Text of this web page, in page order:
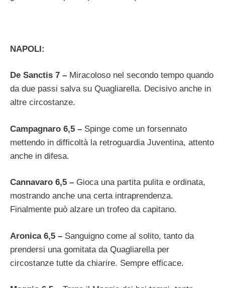
NAPOLI:
De Sanctis 7 – Miracoloso nel secondo tempo quando
da due passi salva su Quagliarella. Decisivo anche in
altre circostanze.
Campagnaro 6,5 – Spinge come un forsennato
mettendo in difficoltà la retroguardia Juventina, attento
anche in difesa.
Cannavaro 6,5 – Gioca una partita pulita e ordinata,
mostrando anche una certa intraprendenza.
Finalmente può alzare un trofeo da capitano.
Aronica 6,5 – Sanguigno come al solito, tanto da
prendersi una gomitata da Quagliarella per
circostanze tutte da chiarire. Sempre efficace.